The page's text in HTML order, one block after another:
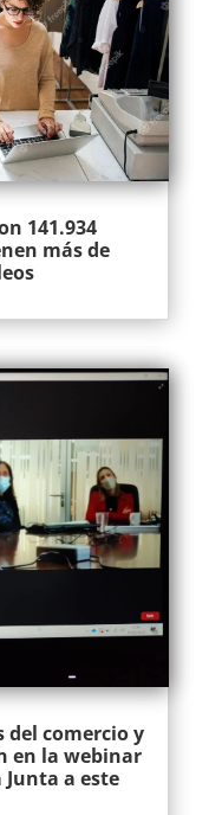
141.934
más de
del comercio y
en la webinar
Junta a este